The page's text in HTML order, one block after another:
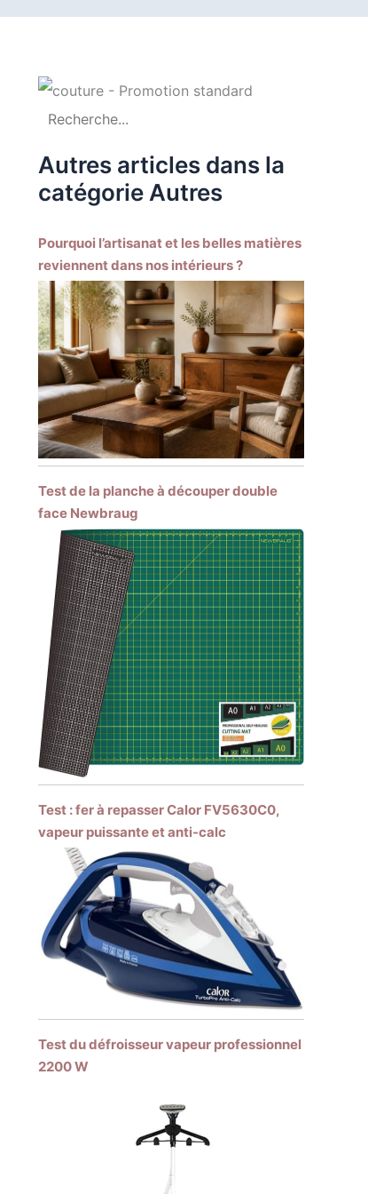
Autres articles dans la
catégorie Autres
Pourquoi l’artisanat et les belles matières
reviennent dans nos intérieurs ?
Test de la planche à découper double
face Newbraug
Test : fer à repasser Calor FV5630C0,
vapeur puissante et anti-calc
Test du défroisseur vapeur professionnel
2200 W